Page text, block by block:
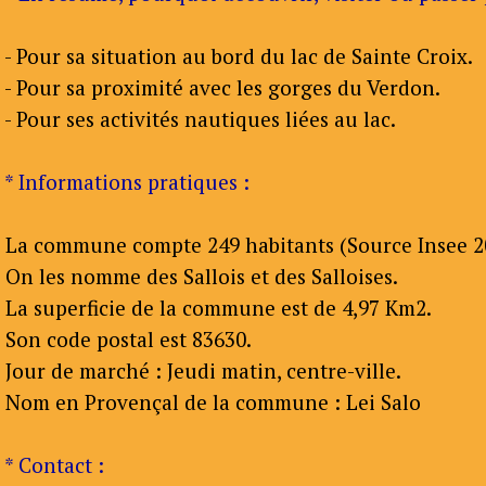
- Pour sa situation au bord du lac de Sainte Croix.
- Pour sa proximité avec les gorges du Verdon.
- Pour ses activités nautiques liées au lac.
* Informations pratiques :
La commune compte 249 habitants (Source Insee
On les nomme des Sallois et des Salloises.
La superficie de la commune est de 4,97 Km2.
Son code postal est 83630.
Jour de marché : Jeudi matin, centre-ville.
Nom en Provençal de la commune : Lei Salo
* Contact :